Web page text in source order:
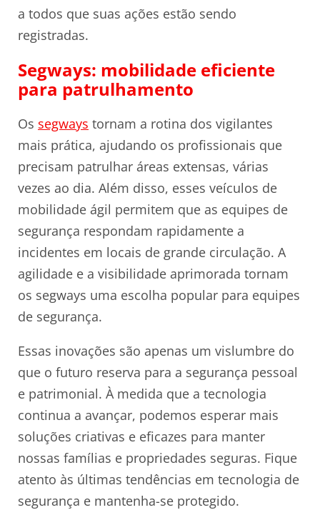
a todos que suas ações estão sendo
registradas.
Segways: mobilidade eficiente
para patrulhamento
Os segways tornam a rotina dos vigilantes
mais prática, ajudando os profissionais que
precisam patrulhar áreas extensas, várias
vezes ao dia. Além disso, esses veículos de
mobilidade ágil permitem que as equipes de
segurança respondam rapidamente a
incidentes em locais de grande circulação. A
agilidade e a visibilidade aprimorada tornam
os segways uma escolha popular para equipes
de segurança.
Essas inovações são apenas um vislumbre do
que o futuro reserva para a segurança pessoal
e patrimonial. À medida que a tecnologia
continua a avançar, podemos esperar mais
soluções criativas e eficazes para manter
nossas famílias e propriedades seguras. Fique
atento às últimas tendências em tecnologia de
segurança e mantenha-se protegido.